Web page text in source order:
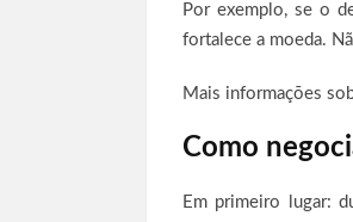
Por exemplo, se o
fortalece a moeda.
Mais informações
Como
Em primeiro lugar: